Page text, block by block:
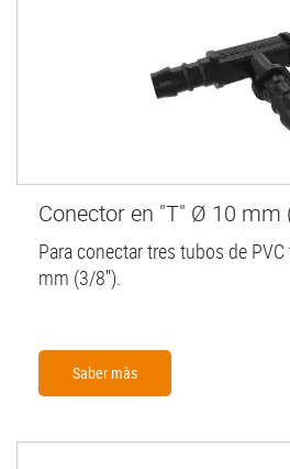
Conector en "T" Ø 10 mm
Para conectar tres tubos de
mm (3/8'').
Saber màs